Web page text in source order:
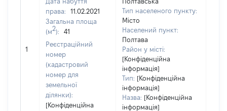
1
права:
11.02.2021
Загальна площа
(м2):
41
Реєстраційний
номер
(кадастровий
номер для
земельної
ділянки):
[Конфіденційна
Тип населеного пункту:
Місто
Населений пункт:
Полтава
Район у місті:
[Конфіденційна
інформація]
Тип: [Конфіденційна
інформація]
Назва: [Конфіденційна
інформація]